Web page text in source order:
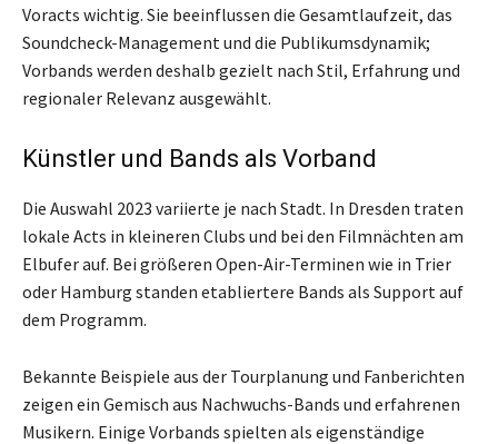
Voracts wichtig. Sie beeinflussen die Gesamtlaufzeit, das
Soundcheck-Management und die Publikumsdynamik;
Vorbands werden deshalb gezielt nach Stil, Erfahrung und
regionaler Relevanz ausgewählt.
Künstler und Bands als Vorband
Die Auswahl 2023 variierte je nach Stadt. In Dresden traten
lokale Acts in kleineren Clubs und bei den Filmnächten am
Elbufer auf. Bei größeren Open-Air-Terminen wie in Trier
oder Hamburg standen etabliertere Bands als Support auf
dem Programm.
Bekannte Beispiele aus der Tourplanung und Fanberichten
zeigen ein Gemisch aus Nachwuchs-Bands und erfahrenen
Musikern. Einige Vorbands spielten als eigenständige